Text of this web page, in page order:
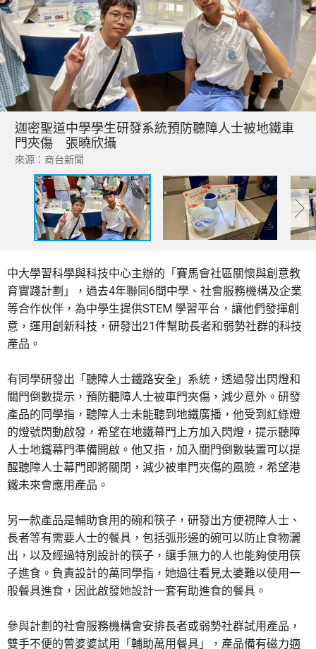
迦密聖道中學學生研發系統預防聽障人士被地鐵車
門夾傷 張曉欣攝
來源：商台新聞
中大學習科學與科技中心主辦的「賽馬會社區關懷與創意教
育實踐計劃」，過去4年聯同6間中學、社會服務機構及企業
等合作伙伴，為中學生提供STEM 學習平台，讓他們發揮創
意，運用創新科技，研發出21件幫助長者和弱勢社群的科技
產品。
有同學研發出「聽障人士鐵路安全」系統，透過發出閃燈和
關門倒數提示，預防聽障人士被車門夾傷，減少意外。研發
產品的同學指，聽障人士未能聽到地鐵廣播，他受到紅綠燈
的燈號閃動啟發，希望在地鐵幕門上方加入閃燈，提示聽障
人士地鐵幕門準備開啟。他又指，加入關門倒數裝置可以提
醒聽障人士幕門即將關閉，減少被車門夾傷的風險，希望港
鐵未來會應用產品。
另一款產品是輔助食用的碗和筷子，研發出方便視障人士、
長者等有需要人士的餐具，包括弧形邊的碗可以防止食物灑
出，以及經過特別設計的筷子，讓手無力的人也能夠使用筷
子進食。負責設計的萬同學指，她過往看見太婆難以使用一
般餐具進食，因此啟發她設計一套有助進食的餐具。
參與計劃的社會服務機構會安排長者或弱勢社群試用產品，
雙手不便的曾婆婆試用「輔助萬用餐具」，產品備有磁力適